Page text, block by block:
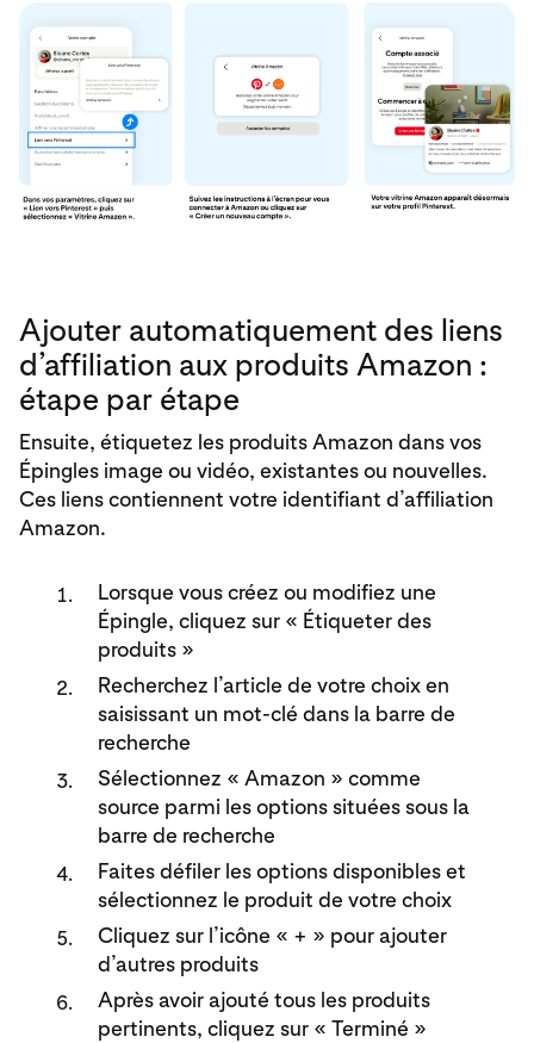
Ajouter automatiquement des liens
d’affiliation aux produits Amazon :
étape par étape
Ensuite, étiquetez les produits Amazon dans vos
Épingles image ou vidéo, existantes ou nouvelles.
Ces liens contiennent votre identifiant d’affiliation
Amazon.
Lorsque vous créez ou modifiez une
Épingle, cliquez sur « Étiqueter des
produits »
Recherchez l’article de votre choix en
saisissant un mot-clé dans la barre de
recherche
Sélectionnez « Amazon » comme
source parmi les options situées sous la
barre de recherche
Faites défiler les options disponibles et
sélectionnez le produit de votre choix
Cliquez sur l’icône « + » pour ajouter
d’autres produits
Après avoir ajouté tous les produits
pertinents, cliquez sur « Terminé »